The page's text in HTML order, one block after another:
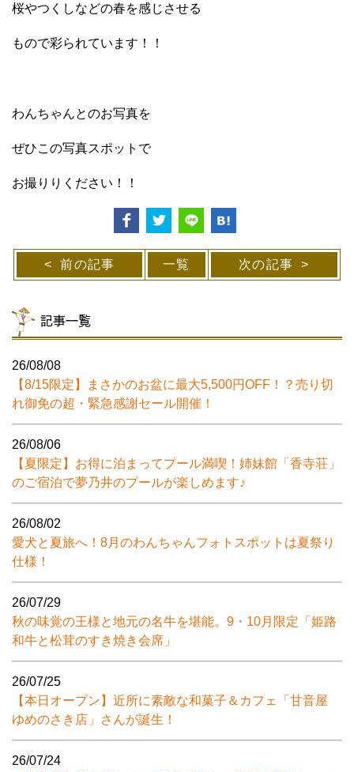
桜やつくしなどの春を感じさせる
もので彩られています！！
わんちゃんとのお写真を
ぜひこの写真スポットで
お撮りりください！！
前の記事 一覧 次の記事
記事一覧
26/08/08
【8/15限定】まさかのお盆に最大5,500円OFF！？売り切
れ御免の超・緊急感謝セール開催！
26/08/06
【夏限定】お得に泊まってプール満喫！姉妹館「香寺荘」
のご宿泊で夢乃井のプールが楽しめます♪
26/08/02
愛犬と夏旅へ！8月のわんちゃんフォトスポットは夏祭り
仕様！
26/07/29
秋の味覚の王様と地元の名牛を堪能。9・10月限定「姫路
和牛と松茸のすき焼き会席」
26/07/25
【本日オープン】近所に素敵な和菓子＆カフェ「甘音屋
ゆめのさき店」さんが誕生！
26/07/24